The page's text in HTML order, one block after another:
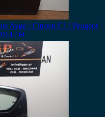
Aygo / Citroen C1 / Peugeot
/ Θ